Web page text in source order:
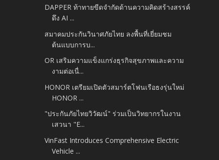
DAPPER ท้าทายขีดจำกัดด้านความคิดสร้างสรรค์
ดึง AI ...
สมาคมประกันวินาศภัยไทย ลงพื้นที่เยี่ยมชม
ต้นแบบการบ...
OR เสริมความแข็งแกร่งธุรกิจสุขภาพและความ
งามต่อเนื่...
HONOR เตรียมเปิดตัวสมาร์ตโฟนเรือธงรุ่นใหม่
HONOR ...
"ประกันภัยไทยวิวัฒน์" ร่วมเป็นวิทยากรในงาน
เสวนา "E...
VinFast Introduces Comprehensive Electric
Vehicle ...